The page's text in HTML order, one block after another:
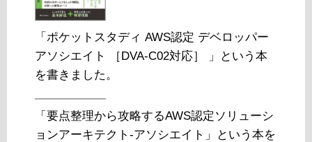
「ポケットスタディ AWS認定 デベロッパー
アソシエイト ［DVA-C02対応］ 」という本
を書きました。
「要点整理から攻略するAWS認定ソリューシ
ョンアーキテクト-アソシエイト」という本を